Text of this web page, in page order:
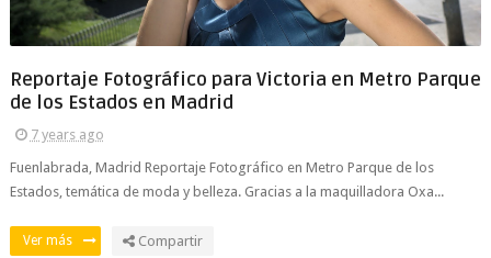
Reportaje Fotográfico para Victoria en Metro Parque
de los Estados en Madrid
7 years ago
Fuenlabrada, Madrid Reportaje Fotográfico en Metro Parque de los
Estados, temática de moda y belleza. Gracias a la maquilladora Oxa...
Ver más Compartir